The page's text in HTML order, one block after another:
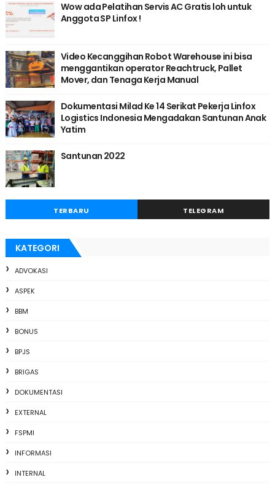
Wow ada Pelatihan Servis AC Gratis loh untuk
Anggota SP Linfox !
Video Kecanggihan Robot Warehouse ini bisa
menggantikan operator Reachtruck, Pallet
Mover, dan Tenaga Kerja Manual
Dokumentasi Milad Ke 14 Serikat Pekerja Linfox
Logistics Indonesia Mengadakan Santunan Anak
Yatim
Santunan 2022
TERBARU TELEGRAM
KATEGORI
ADVOKASI
ASPEK
BBM
BONUS
BPJS
BRIGAS
DOKUMENTASI
EXTERNAL
FSPMI
INFORMASI
INTERNAL